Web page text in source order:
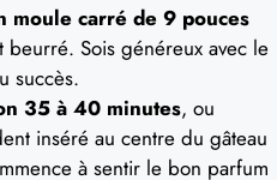
moule carré de 9 pouces
beurré. Sois généreux avec le
succès.
35 à 40 minutes, ou
inséré au centre du gâteau
à sentir le bon parfum